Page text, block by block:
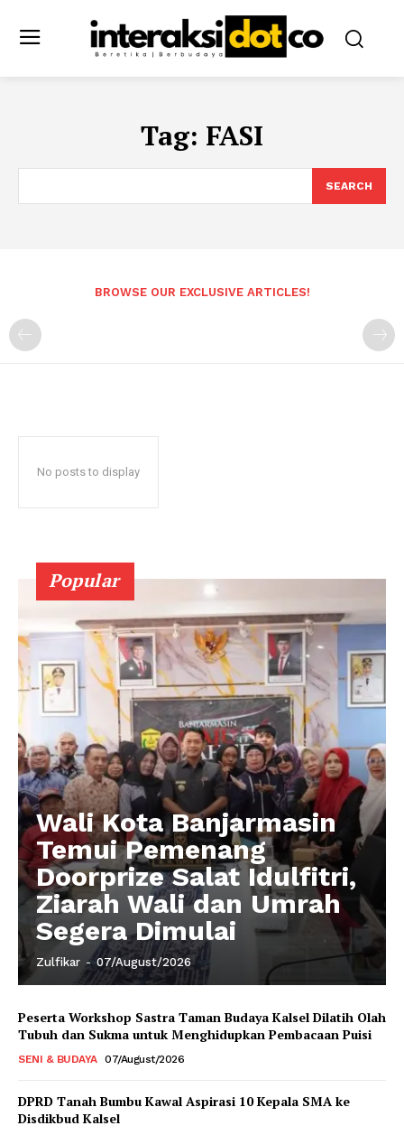
Tag: FASI
SEARCH
BROWSE OUR EXCLUSIVE ARTICLES!
No posts to display
Popular
Wali Kota Banjarmasin
Temui Pemenang
Doorprize Salat Idulfitri,
Ziarah Wali dan Umrah
Segera Dimulai
Zulfikar - 07/August/2026
Peserta Workshop Sastra Taman Budaya Kalsel Dilatih Olah
Tubuh dan Sukma untuk Menghidupkan Pembacaan Puisi
SENI & BUDAYA 07/August/2026
DPRD Tanah Bumbu Kawal Aspirasi 10 Kepala SMA ke
Disdikbud Kalsel